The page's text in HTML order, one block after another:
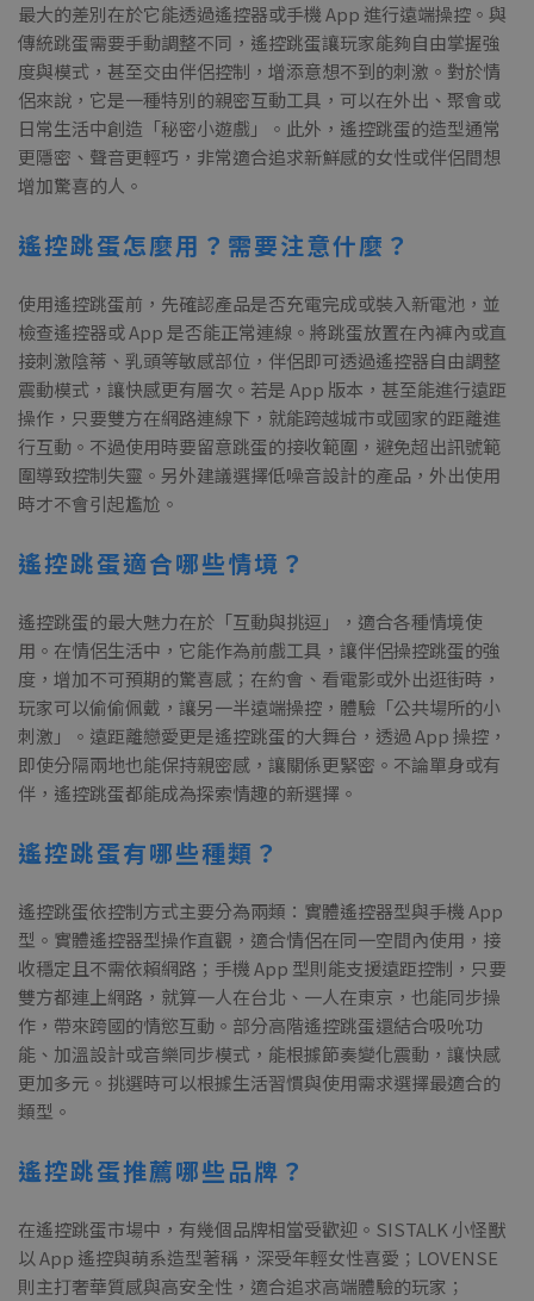
最大的差別在於它能透過遙控器或手機 App 進行遠端操控。與
傳統跳蛋需要手動調整不同，遙控跳蛋讓玩家能夠自由掌握強
度與模式，甚至交由伴侶控制，增添意想不到的刺激。對於情
侶來說，它是一種特別的親密互動工具，可以在外出、聚會或
日常生活中創造「秘密小遊戲」。此外，遙控跳蛋的造型通常
更隱密、聲音更輕巧，非常適合追求新鮮感的女性或伴侶間想
增加驚喜的人。
遙控跳蛋怎麼用？需要注意什麼？
使用遙控跳蛋前，先確認產品是否充電完成或裝入新電池，並
檢查遙控器或 App 是否能正常連線。將跳蛋放置在內褲內或直
接刺激陰蒂、乳頭等敏感部位，伴侶即可透過遙控器自由調整
震動模式，讓快感更有層次。若是 App 版本，甚至能進行遠距
操作，只要雙方在網路連線下，就能跨越城市或國家的距離進
行互動。不過使用時要留意跳蛋的接收範圍，避免超出訊號範
圍導致控制失靈。另外建議選擇低噪音設計的產品，外出使用
時才不會引起尷尬。
遙控跳蛋適合哪些情境？
遙控跳蛋的最大魅力在於「互動與挑逗」，適合各種情境使
用。在情侶生活中，它能作為前戲工具，讓伴侶操控跳蛋的強
度，增加不可預期的驚喜感；在約會、看電影或外出逛街時，
玩家可以偷偷佩戴，讓另一半遠端操控，體驗「公共場所的小
刺激」。遠距離戀愛更是遙控跳蛋的大舞台，透過 App 操控，
即使分隔兩地也能保持親密感，讓關係更緊密。不論單身或有
伴，遙控跳蛋都能成為探索情趣的新選擇。
遙控跳蛋有哪些種類？
遙控跳蛋依控制方式主要分為兩類：實體遙控器型與手機 App
型。實體遙控器型操作直觀，適合情侶在同一空間內使用，接
收穩定且不需依賴網路；手機 App 型則能支援遠距控制，只要
雙方都連上網路，就算一人在台北、一人在東京，也能同步操
作，帶來跨國的情慾互動。部分高階遙控跳蛋還結合吸吮功
能、加溫設計或音樂同步模式，能根據節奏變化震動，讓快感
更加多元。挑選時可以根據生活習慣與使用需求選擇最適合的
類型。
遙控跳蛋推薦哪些品牌？
在遙控跳蛋市場中，有幾個品牌相當受歡迎。SISTALK 小怪獸
以 App 遙控與萌系造型著稱，深受年輕女性喜愛；LOVENSE
則主打奢華質感與高安全性，適合追求高端體驗的玩家；